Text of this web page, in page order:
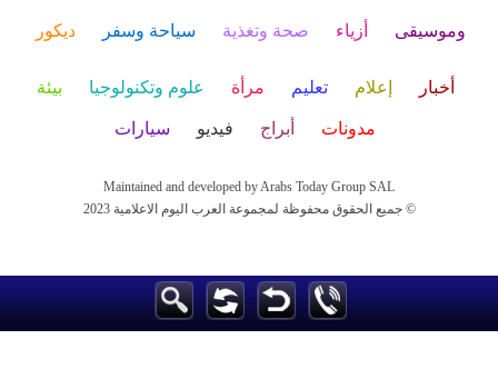
وموسيقى أزياء صحة وتغذية سياحة وسفر ديكور
أخبار إعلام تعليم مرأة علوم وتكنولوجيا بيئة
مدونات أبراج فيديو سيارات
Maintained and developed by Arabs Today Group SAL
جميع الحقوق محفوظة لمجموعة العرب اليوم الاعلامية 2023 ©